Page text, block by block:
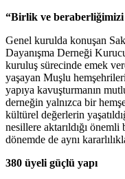
“Birlik ve beraberliğimizi
Genel kurulda konuşan
Dayanışma Derneği
kuruluş sürecinde emek
yaşayan Muşlu
yapıya kavuşturmanın
derneğin yalnızca bir
kültürel değerlerin
nesillere aktarıldığı
dönemde de aynı
380 üyeli güçlü yapı